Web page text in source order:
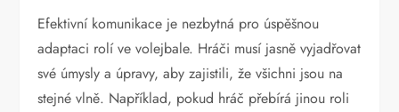
Efektivní komunikace je nezbytná pro úspěšnou
adaptaci rolí ve volejbale. Hráči musí jasně vyjadřovat
své úmysly a úpravy, aby zajistili, že všichni jsou na
stejné vlně. Například, pokud hráč přebírá jinou roli